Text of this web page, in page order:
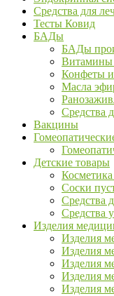
Средства для
Тесты Ковид
БАДы
БАДы
Витамины
Конфеты
Масла
Средства
Вакцины
Детские товары
Соски
Средства
Средства
Изделия
Изделия
Изделия
Изделия
Изделия
Изделия